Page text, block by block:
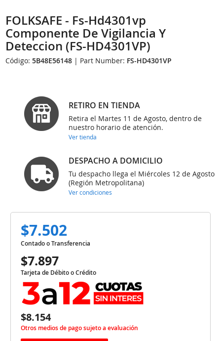
FOLKSAFE - Fs-Hd4301vp
Componente De Vigilancia Y
Deteccion (FS-HD4301VP)
Código:5B48E56148 | Part Number: FS-HD4301VP
RETIRO EN TIENDA
Retira el Martes 11 de Agosto, dentro de
nuestro horario de atención.
Ver tienda
DESPACHO A DOMICILIO
Tu despacho llega el Miércoles 12 de Agosto
(Región Metropolitana)
Ver condiciones
$7.502
Contado o Transferencia
$7.897
Tarjeta de Débito o Crédito
$8.154
Otros medios de pago sujeto a evaluación